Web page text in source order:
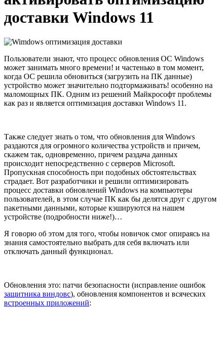
доставки Windows 11
Пользователи знают, что процесс обновления ОС Windows
может занимать много времени! и частенько в том момент,
когда ОС решила обновиться (загрузить на ПК данные)
устройство может значительно подтормаживать! особенно на
маломощных ПК. Одним из решений Майкрософт проблемы
как раз и является оптимизация доставки Windows 11.
Также следует знать о том, что обновления для Windows
раздаются для огромного количества устройств и причем,
скажем так, одновременно, причем раздача данных
происходит непосредственно с серверов Microsoft.
Пропускная способность при подобных обстоятельствах
страдает. Вот разработчики и решили оптимизировать
процесс доставки обновлений Windows на компьютеры
пользователей, в этом случае ПК как бы делятся друг с другом
пакетными данными, которые кэшируются на нашем
устройстве (подробности ниже!)…
Я говорю об этом для того, чтобы новичок смог опираясь на
знания самостоятельно выбрать для себя включать или
отключать данный функционал.
Обновления это: патчи безопасности (исправление ошибок
защитника виндовс), обновления компонентов и всяческих
встроенных приложений: